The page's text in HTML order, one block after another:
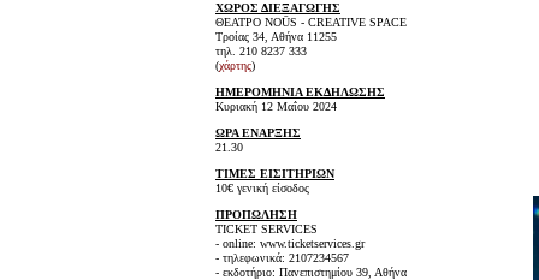
ΧΩΡΟΣ ΔΙΕΞΑΓΩΓΗΣ
ΘΕΑΤΡΟ NOŪS - CREATIVE SPACE
Τροίας 34, Αθήνα 11255
τηλ. 210 8237 333
(χάρτης)
ΗΜΕΡΟΜΗΝΙΑ ΕΚΔΗΛΩΣΗΣ
Κυριακή 12 Μαΐου 2024
ΩΡΑ ΕΝΑΡΞΗΣ
21.30
ΤΙΜΕΣ ΕΙΣΙΤΗΡΙΩΝ
10€ γενική είσοδος
ΠΡΟΠΩΛΗΣΗ
TICKET SERVICES
- online: www.ticketservices.gr
- τηλεφωνικά: 2107234567
- εκδοτήριο: Πανεπιστημίου 39, Αθήνα